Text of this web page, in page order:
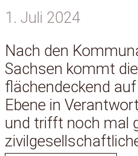
1. Juli 2024
Nach den
Sachsen kommt
flächendeckend
Ebene in
und trifft noch mal